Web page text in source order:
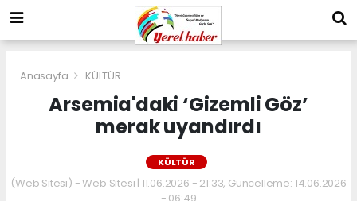
Anasayfa KÜLTÜR
Arsemia'daki ‘Gizemli Göz’
merak uyandırdı
KÜLTÜR
(Web Sitesi) - Web Sitesi | 11.06.2026 - 21:33, Güncelleme: 14.06.2026